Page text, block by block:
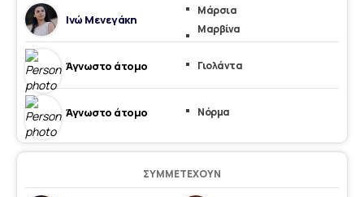
Ινώ Μενεγάκη
Μάρσια
Μαρβίνα
Άγνωστο άτομο Γιολάντα
Άγνωστο άτομο Νόρμα
ΣΥΜΜΕΤΈΧΟΥΝ